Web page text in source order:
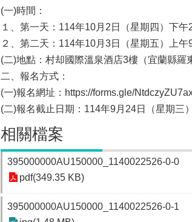
(一)時間：
１、第一天：114年10月2日（星期四）下午
２、第二天：114年10月3日（星期五）上午
(二)地點：村却國際溫泉酒店3樓（宜蘭縣羅
二、報名方式：
(一)報名網址：https://forms.gle/
(二)報名截止日期：114年9月24日（星期三
相關檔案
395000000AU150000_1140022526-0-0
pdf(349.35 KB)
395000000AU150000_1140022526-0-1